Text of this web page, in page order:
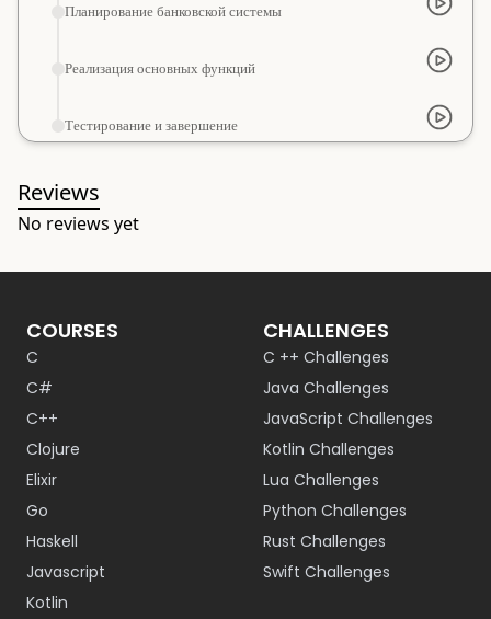
Планирование банковской системы
Реализация основных функций
Тестирование и завершение
Reviews
No reviews yet
COURSES
C
C#
C++
Clojure
Elixir
Go
Haskell
Javascript
Kotlin
CHALLENGES
C ++ Challenges
Java Challenges
JavaScript Challenges
Kotlin Challenges
Lua Challenges
Python Challenges
Rust Challenges
Swift Challenges